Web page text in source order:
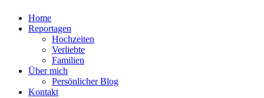
Home
Reportagen
Hochzeiten
Verliebte
Familien
Über mich
Persönlicher Blog
Kontakt